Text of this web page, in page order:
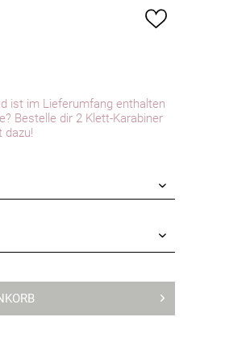
ist im Lieferumfang enthalten
Bestelle dir 2 Klett-Karabiner
dazu!